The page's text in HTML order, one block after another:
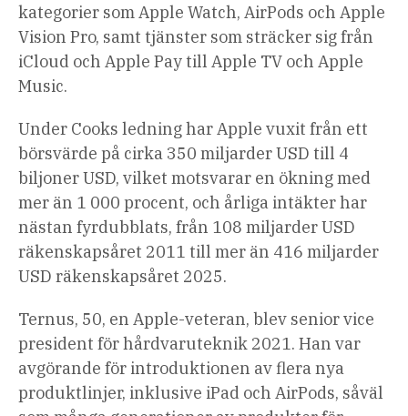
kategorier som Apple Watch, AirPods och Apple
Vision Pro, samt tjänster som sträcker sig från
iCloud och Apple Pay till Apple TV och Apple
Music.
Under Cooks ledning har Apple vuxit från ett
börsvärde på cirka 350 miljarder USD till 4
biljoner USD, vilket motsvarar en ökning med
mer än 1 000 procent, och årliga intäkter har
nästan fyrdubblats, från 108 miljarder USD
räkenskapsåret 2011 till mer än 416 miljarder
USD räkenskapsåret 2025.
Ternus, 50, en Apple-veteran, blev senior vice
president för hårdvaruteknik 2021. Han var
avgörande för introduktionen av flera nya
produktlinjer, inklusive iPad och AirPods, såväl